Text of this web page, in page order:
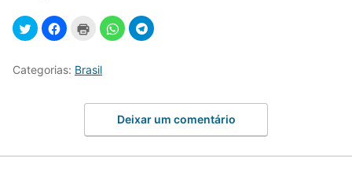
Categorias: Brasil
Deixar um comentário